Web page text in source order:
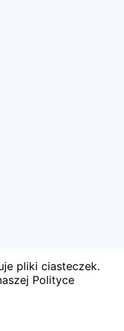
pliki ciasteczek.
Polityce